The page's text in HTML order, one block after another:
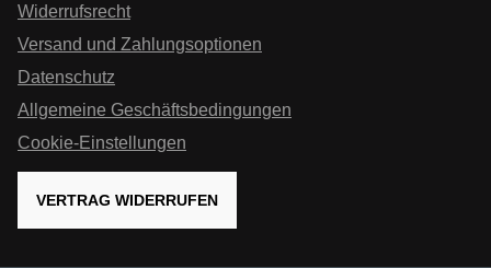
Widerrufsrecht
Versand und Zahlungsoptionen
Datenschutz
Allgemeine Geschäftsbedingungen
Cookie-Einstellungen
VERTRAG WIDERRUFEN